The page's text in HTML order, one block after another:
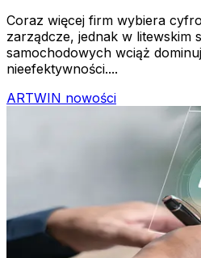
Coraz więcej firm wybiera
zarządcze, jednak w litewskim
samochodowych wciąż
nieefektywności....
ARTWIN nowości